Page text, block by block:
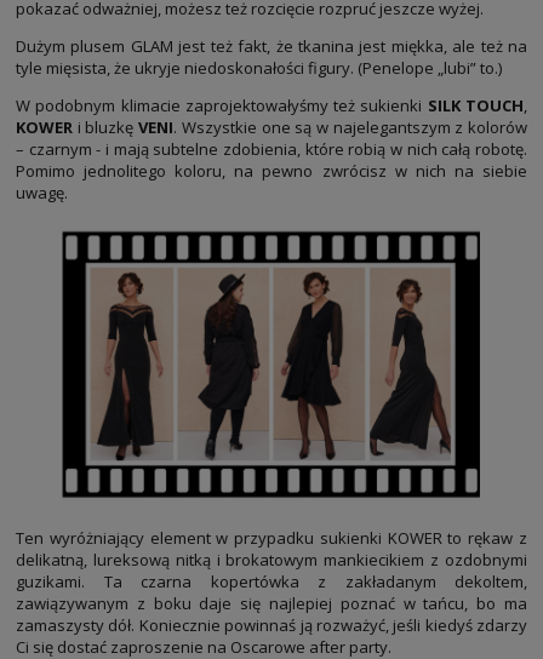
pokazać odważniej, możesz też rozcięcie rozpruć jeszcze wyżej.
Dużym plusem GLAM jest też fakt, że tkanina jest miękka, ale też na
tyle mięsista, że ukryje niedoskonałości figury. (Penelope „lubi” to.)
W podobnym klimacie zaprojektowałyśmy też sukienki SILK TOUCH,
KOWER i bluzkęVENI. Wszystkie one są w najelegantszym z kolorów
– czarnym - i mają subtelne zdobienia, które robią w nich całą robotę.
Pomimo jednolitego koloru, na pewno zwrócisz w nich na siebie
uwagę.
Ten wyróżniający element w przypadku sukienki KOWER to rękaw z
delikatną, lureksową nitką i brokatowym mankiecikiem z ozdobnymi
guzikami. Ta czarna kopertówka z zakładanym dekoltem,
zawiązywanym z boku daje się najlepiej poznać w tańcu, bo ma
zamaszysty dół. Koniecznie powinnaś ją rozważyć, jeśli kiedyś zdarzy
Ci się dostać zaproszenie na Oscarowe after party.